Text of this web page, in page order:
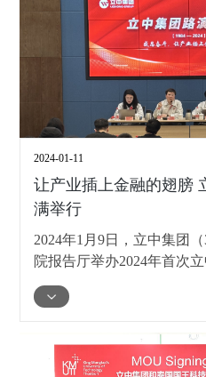
2024-01-11
让产业插上金融的翅膀
满举行
2024年1月9日，立中集团
院报告厅举办2024年首次
了券商、险资、公募基金
约60余人集体调研。立中
团副总裁兼董事会秘书李
出席参加了本次路演交流